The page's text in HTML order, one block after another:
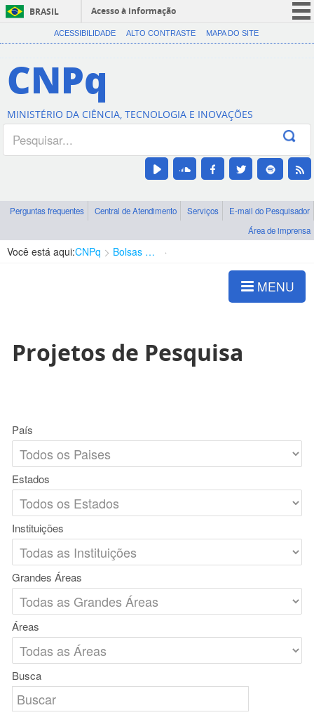
BRASIL
Acesso à informação
CORONAVÍRUS (COVID-19)
Canais
ACESSIBILIDADE ALTO CONTRASTE MAPA DO SITE
CNPq
MINISTÉRIO DA CIÊNCIA, TECNOLOGIA E INOVAÇÕES
Perguntas frequentes Central de Atendimento Serviços
E-mail do Pesquisador
Área de imprensa
Você está aqui:CNPq Bolsas e Auxílios Vigentes
MENU
Projetos de Pesquisa
País
Estados
Instituições
Grandes Áreas
Áreas
Busca